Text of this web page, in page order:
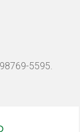
5595.